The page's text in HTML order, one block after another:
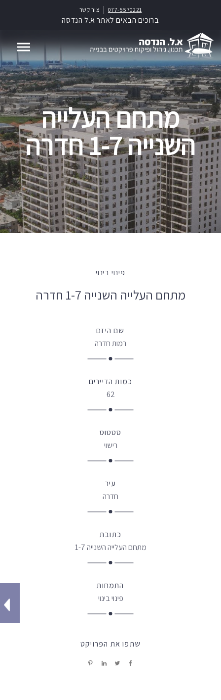
צור קשר 077-5570221
ברוכים הבאים לאתר א.ל הנדסה
מתחם העלייה
השנייה 1-7 חדרה
פינוי בינוי
מתחם העלייה השנייה 1-7 חדרה
שם היזם
רמות חדרה
כמות הדיירים
62
סטטוס
רישוי
עיר
חדרה
כתובת
מתחם העלייה השנייה 1-7
התמחות
פינוי בינוי
שתפו את הפרויקט